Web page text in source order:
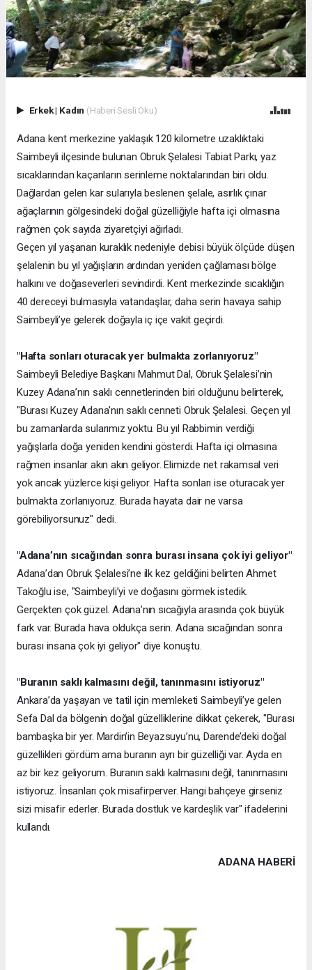
Erkek| Kadın (Haberi Sesli Oku)
Adana kent merkezine yaklaşık 120 kilometre uzaklıktaki
Saimbeyli ilçesinde bulunan Obruk Şelalesi Tabiat Parkı, yaz
sıcaklarından kaçanların serinleme noktalarından biri oldu.
Dağlardan gelen kar sularıyla beslenen şelale, asırlık çınar
ağaçlarının gölgesindeki doğal güzelliğiyle hafta içi olmasına
rağmen çok sayıda ziyaretçiyi ağırladı.
Geçen yıl yaşanan kuraklık nedeniyle debisi büyük ölçüde düşen
şelalenin bu yıl yağışların ardından yeniden çağlaması bölge
halkını ve doğaseverleri sevindirdi. Kent merkezinde sıcaklığın
40 dereceyi bulmasıyla vatandaşlar, daha serin havaya sahip
Saimbeyli’ye gelerek doğayla iç içe vakit geçirdi.
"Hafta sonları oturacak yer bulmakta zorlanıyoruz"
Saimbeyli Belediye Başkanı Mahmut Dal, Obruk Şelalesi’nin
Kuzey Adana’nın saklı cennetlerinden biri olduğunu belirterek,
"Burası Kuzey Adana’nın saklı cenneti Obruk Şelalesi. Geçen yıl
bu zamanlarda sularımız yoktu. Bu yıl Rabbimin verdiği
yağışlarla doğa yeniden kendini gösterdi. Hafta içi olmasına
rağmen insanlar akın akın geliyor. Elimizde net rakamsal veri
yok ancak yüzlerce kişi geliyor. Hafta sonları ise oturacak yer
bulmakta zorlanıyoruz. Burada hayata dair ne varsa
görebiliyorsunuz" dedi.
"Adana’nın sıcağından sonra burası insana çok iyi geliyor"
Adana’dan Obruk Şelalesi’ne ilk kez geldiğini belirten Ahmet
Takoğlu ise, "Saimbeyli’yi ve doğasını görmek istedik.
Gerçekten çok güzel. Adana’nın sıcağıyla arasında çok büyük
fark var. Burada hava oldukça serin. Adana sıcağından sonra
burası insana çok iyi geliyor" diye konuştu.
"Buranın saklı kalmasını değil, tanınmasını istiyoruz"
Ankara’da yaşayan ve tatil için memleketi Saimbeyli’ye gelen
Sefa Dal da bölgenin doğal güzelliklerine dikkat çekerek, "Burası
bambaşka bir yer. Mardin’in Beyazsuyu’nu, Darende’deki doğal
güzellikleri gördüm ama buranın ayrı bir güzelliği var. Ayda en
az bir kez geliyorum. Buranın saklı kalmasını değil, tanınmasını
istiyoruz. İnsanları çok misafirperver. Hangi bahçeye girseniz
sizi misafir ederler. Burada dostluk ve kardeşlik var" ifadelerini
kullandı.
ADANA HABERİ